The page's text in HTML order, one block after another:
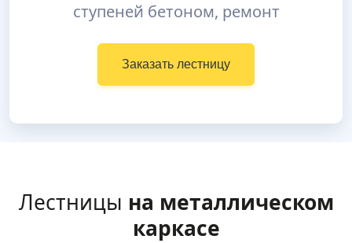
ступеней бетоном, ремонт
Заказать лестницу
Лестницы на металлическом
каркасе